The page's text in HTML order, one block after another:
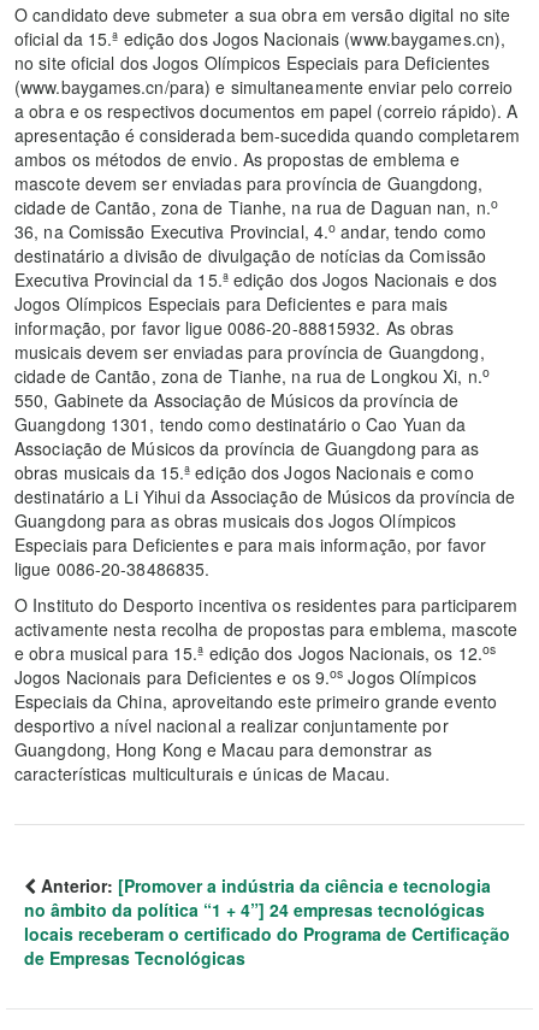
O candidato deve submeter a sua obra em versão digital no site
oficial da 15.ª edição dos Jogos Nacionais (www.baygames.cn),
no site oficial dos Jogos Olímpicos Especiais para Deficientes
(www.baygames.cn/para) e simultaneamente enviar pelo correio
a obra e os respectivos documentos em papel (correio rápido). A
apresentação é considerada bem-sucedida quando completarem
ambos os métodos de envio. As propostas de emblema e
mascote devem ser enviadas para província de Guangdong,
cidade de Cantão, zona de Tianhe, na rua de Daguan nan, n.o
36, na Comissão Executiva Provincial, 4.o andar, tendo como
destinatário a divisão de divulgação de notícias da Comissão
Executiva Provincial da 15.ª edição dos Jogos Nacionais e dos
Jogos Olímpicos Especiais para Deficientes e para mais
informação, por favor ligue 0086-20-88815932. As obras
musicais devem ser enviadas para província de Guangdong,
cidade de Cantão, zona de Tianhe, na rua de Longkou Xi, n.o
550, Gabinete da Associação de Músicos da província de
Guangdong 1301, tendo como destinatário o Cao Yuan da
Associação de Músicos da província de Guangdong para as
obras musicais da 15.ª edição dos Jogos Nacionais e como
destinatário a Li Yihui da Associação de Músicos da província de
Guangdong para as obras musicais dos Jogos Olímpicos
Especiais para Deficientes e para mais informação, por favor
ligue 0086-20-38486835.
O Instituto do Desporto incentiva os residentes para participarem
activamente nesta recolha de propostas para emblema, mascote
e obra musical para 15.ª edição dos Jogos Nacionais, os 12.os
Jogos Nacionais para Deficientes e os 9.os Jogos Olímpicos
Especiais da China, aproveitando este primeiro grande evento
desportivo a nível nacional a realizar conjuntamente por
Guangdong, Hong Kong e Macau para demonstrar as
características multiculturais e únicas de Macau.
Anterior: [Promover a indústria da ciência e tecnologia
no âmbito da política “1 + 4”] 24 empresas tecnológicas
locais receberam o certificado do Programa de Certificação
de Empresas Tecnológicas